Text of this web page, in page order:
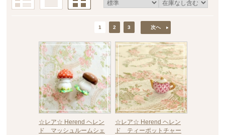
1 2 3 次へ
☆レア☆ Herend ヘレン
ド マッシュルームシェ
☆レア☆ Herend ヘレン
ド ティーポットチャー